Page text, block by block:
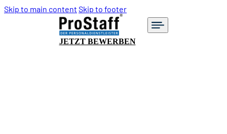
Skip to main content Skip to footer
JETZT BEWERBEN